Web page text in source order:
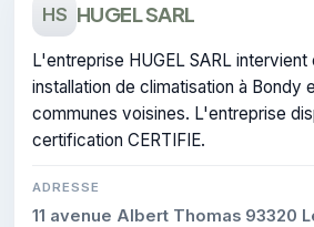
HS HUGEL SARL
L'entreprise HUGEL SARL intervient
installation de climatisation à Bondy
communes voisines. L'entreprise
certification CERTIFIE.
ADRESSE
11 avenue Albert Thomas 93320